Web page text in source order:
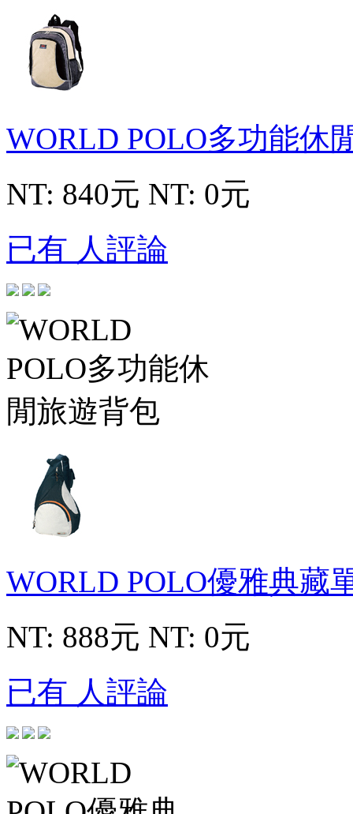
WORLD POLO多功能休
NT: 840元 NT: 0元
已有 人評論
WORLD POLO優雅典藏
NT: 888元 NT: 0元
已有 人評論